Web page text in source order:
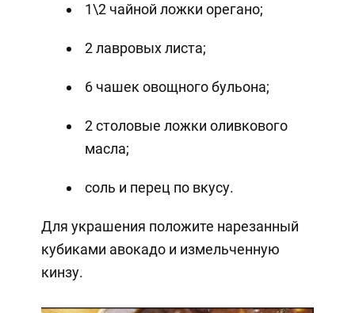
1\2 чайной ложки орегано;
2 лавровых листа;
6 чашек овощного бульона;
2 столовые ложки оливкового
масла;
соль и перец по вкусу.
Для украшения положите нарезанный
кубиками авокадо и измельченную
кинзу.